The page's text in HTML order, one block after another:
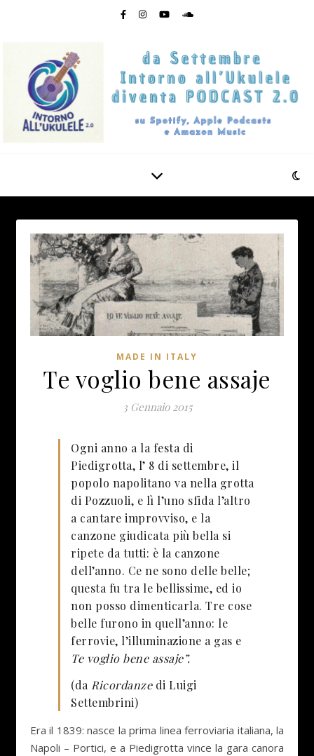
MADE IN ITALY
Te voglio bene assaje
3 Gennaio 2015
Ogni anno a la festa di
Piedigrotta, l’ 8 di settembre, il
popolo napolitano va nella grotta
di Pozzuoli, e lì l’uno sfida l’altro
a cantare improvviso, e la
canzone giudicata più bella si
ripete da tutti: è la canzone
dell’anno. Ce ne sono delle belle;
questa fu tra le bellissime, ed io
non posso dimenticarla. Tre cose
belle furono in quell’anno: le
ferrovie, l’illuminazione a gas e
Te voglio bene assaje”.
(da Ricordanzedi Luigi
Settembrini)
Era il 1839: nasce la prima linea ferroviaria italiana, la
Napoli – Portici, e a Piedigrotta vince la gara canora